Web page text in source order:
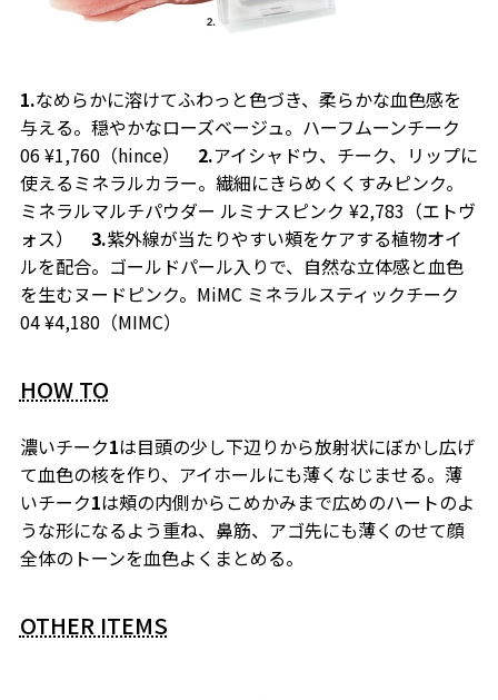
1.なめらかに溶けてふわっと色づき、柔らかな血色感を
与える。穏やかなローズベージュ。ハーフムーンチーク
06 ¥1,760（hince） 2.アイシャドウ、チーク、リップに
使えるミネラルカラー。繊細にきらめくくすみピンク。
ミネラルマルチパウダー ルミナスピンク ¥2,783（エトヴ
ォス） 3.紫外線が当たりやすい頰をケアする植物オイ
ルを配合。ゴールドパール入りで、自然な立体感と血色
を生むヌードピンク。MiMC ミネラルスティックチーク
04 ¥4,180（MIMC）
HOW TO
濃いチーク1は目頭の少し下辺りから放射状にぼかし広げ
て血色の核を作り、アイホールにも薄くなじませる。薄
いチーク1は頰の内側からこめかみまで広めのハートのよ
うな形になるよう重ね、鼻筋、アゴ先にも薄くのせて顔
全体のトーンを血色よくまとめる。
OTHER ITEMS